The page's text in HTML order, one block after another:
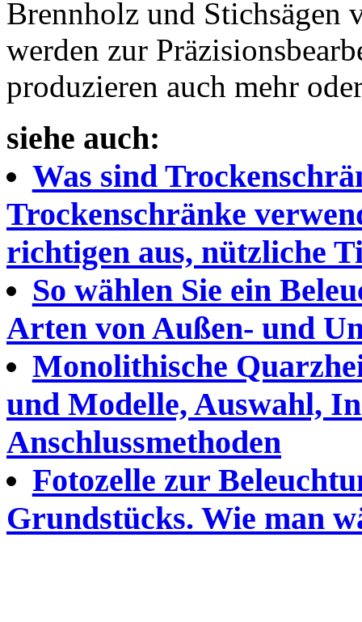
Brennholz und Stichsägen
werden zur
produzieren auch mehr
siehe auch:
Was sind
Trockenschränke
richtigen aus, nützliche
So wählen Sie ein
Arten von Außen- und
Monolithische
und Modelle, Auswahl,
Anschlussmethoden
Fotozelle zur
Grundstücks. Wie man